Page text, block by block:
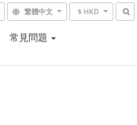
繁體中文 $ HKD
常見問題